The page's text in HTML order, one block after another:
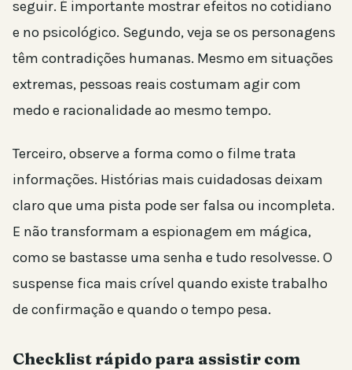
seguir. É importante mostrar efeitos no cotidiano
e no psicológico. Segundo, veja se os personagens
têm contradições humanas. Mesmo em situações
extremas, pessoas reais costumam agir com
medo e racionalidade ao mesmo tempo.
Terceiro, observe a forma como o filme trata
informações. Histórias mais cuidadosas deixam
claro que uma pista pode ser falsa ou incompleta.
E não transformam a espionagem em mágica,
como se bastasse uma senha e tudo resolvesse. O
suspense fica mais crível quando existe trabalho
de confirmação e quando o tempo pesa.
Checklist rápido para assistir com